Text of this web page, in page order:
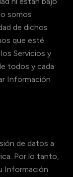
somos
de dichos
que esté
Servicios y
todos y cada
Información
de datos a
Por lo tanto,
Información